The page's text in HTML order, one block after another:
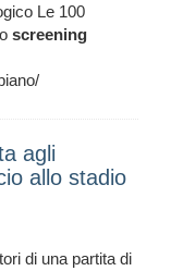
Le 100
screening
agli
allo stadio
di una partita di